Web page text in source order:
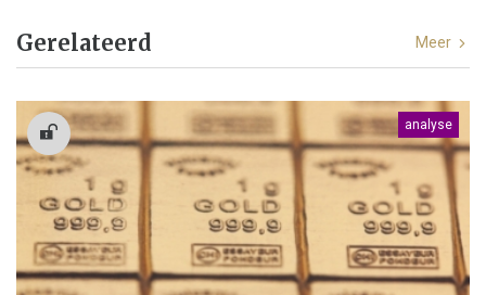
Gerelateerd Meer
analyse